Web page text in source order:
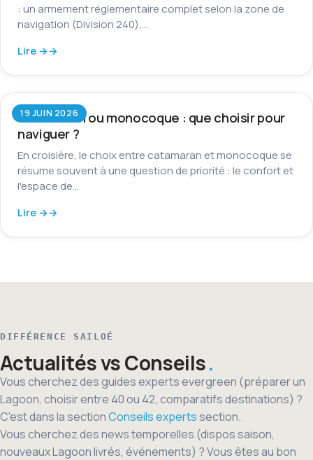
: un armement réglementaire complet selon la zone de
navigation (Division 240),…
Lire →
19 JUIN 2026
Catamaran ou monocoque : que choisir pour
naviguer ?
En croisière, le choix entre catamaran et monocoque se
résume souvent à une question de priorité : le confort et
l'espace de…
Lire →
DIFFÉRENCE SAILOÉ
Actualités vs Conseils
Vous cherchez des guides experts evergreen (préparer un
Lagoon, choisir entre 40 ou 42, comparatifs destinations) ?
C'est dans la sectionConseils expertssection.
Vous cherchez des news temporelles (dispos saison,
nouveaux Lagoon livrés, événements) ? Vous êtes au bon